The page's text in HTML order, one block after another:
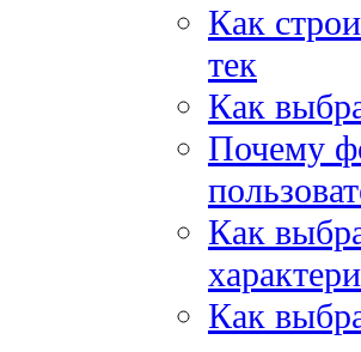
Как
тек
Как
Почему
Как
Как